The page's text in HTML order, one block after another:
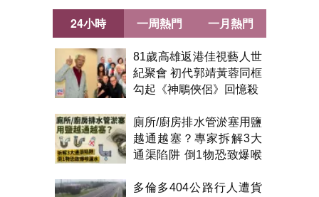
24小時
81歲高雄返港佳視藝人世
紀聚會 初代郭靖黃蓉同框
勾起《神鵰俠侶》回憶殺
廁所/廚房排水管淤塞用鹽
越通越塞？專家拆解3大
通渠陷阱 倒1物恐致爆喉
多倫多404公路行人遭貨
一周熱門 一月熱門